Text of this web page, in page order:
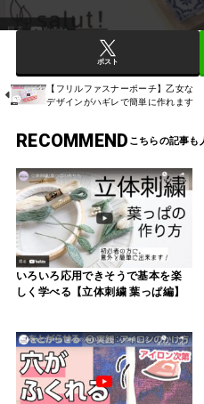
ポスト
【フリルファスナーポーチ】乙女な
デザインがハギレで簡単に作れます
RECOMMEND
いろいろ応用できそうで基本を楽
しく学べる【立体刺繍 葉っぱ編】